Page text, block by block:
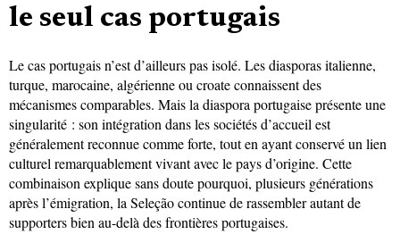
le seul cas portugais
Le cas portugais n’est d’ailleurs pas isolé. Les diasporas italienne,
turque, marocaine, algérienne ou croate connaissent des
mécanismes comparables. Mais la diaspora portugaise présente une
singularité : son intégration dans les sociétés d’accueil est
généralement reconnue comme forte, tout en ayant conservé un lien
culturel remarquablement vivant avec le pays d’origine. Cette
combinaison explique sans doute pourquoi, plusieurs générations
après l’émigration, la Seleção continue de rassembler autant de
supporters bien au-delà des frontières portugaises.